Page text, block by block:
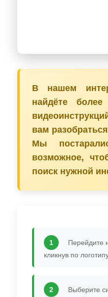
В нашем
найдёте
вам
Мы
возможное,
поиск нужной
1
Перейдите
кликнув по
2
Выберите